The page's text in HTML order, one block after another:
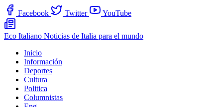
Facebook Twitter YouTube
Eco Italiano Noticias de Italia para el mundo
Inicio
Información
Deportes
Cultura
Politica
Columnistas